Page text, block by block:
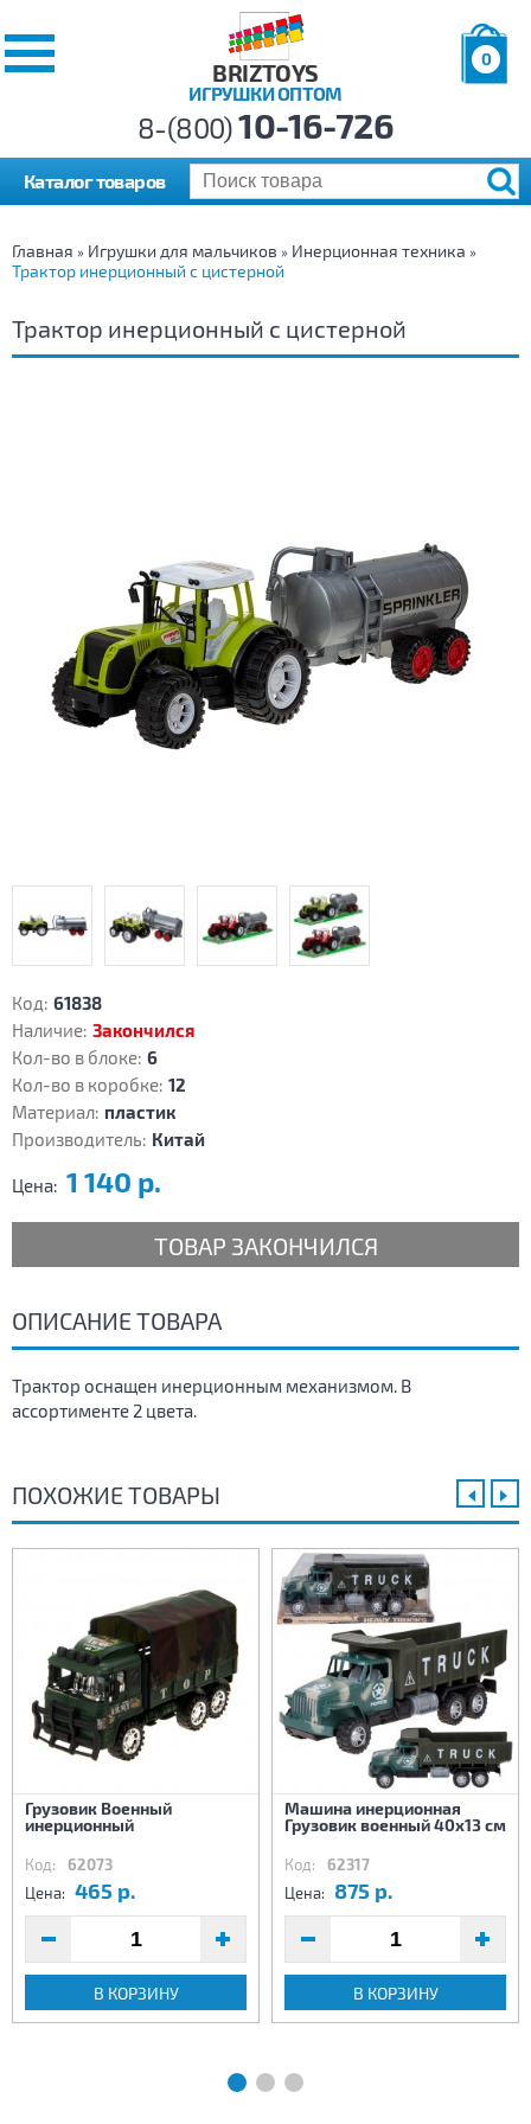
BRIZTOYS
ИГРУШКИ ОПТОМ
0
р.
8-(800)10-16-726
Каталог товаров
Главная » Игрушки для мальчиков » Инерционная техника »
Трактор инерционный с цистерной
Трактор инерционный с цистерной
Код: 61838
Наличие: Закончился
Кол-во в блоке: 6
Кол-во в коробке: 12
Материал: пластик
Производитель: Китай
Цена: 1 140 р.
ТОВАР ЗАКОНЧИЛСЯ
ОПИСАНИЕ ТОВАРА
Трактор оснащен инерционным механизмом. В
ассортименте 2 цвета.
ПОХОЖИЕ ТОВАРЫ
Грузовик Военный
инерционный
Код: 62073
Цена: 465 р.
В КОРЗИНУ
Машина инерционная
Грузовик военный 40х13 см
Код: 62317
Цена: 875 р.
В КОРЗИНУ